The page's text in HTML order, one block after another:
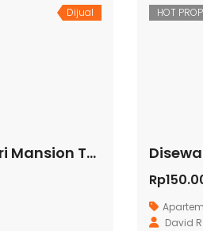
Dijual
Dijual Apartemen Puri Mansion Tower Crystal
HOT
David